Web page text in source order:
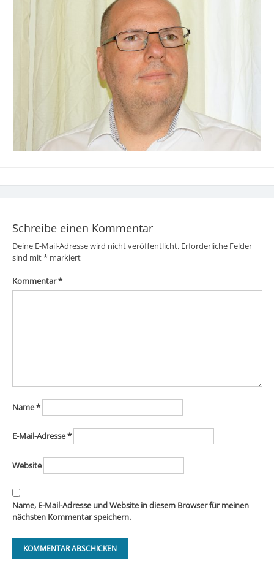
Schreibe einen Kommentar
Deine E-Mail-Adresse wird nicht veröffentlicht. Erforderliche Felder
sind mit*markiert
Kommentar*
Name*
E-Mail-Adresse*
Website
Name, E-Mail-Adresse und Website in diesem Browser für meinen
nächsten Kommentar speichern.